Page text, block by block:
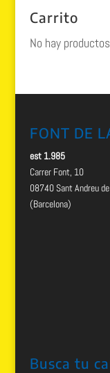
Carrito
No hay
FONT DE
est 1.985
Carrer Font, 10
08740 Sant Andreu
(Barcelona)
Busca tu